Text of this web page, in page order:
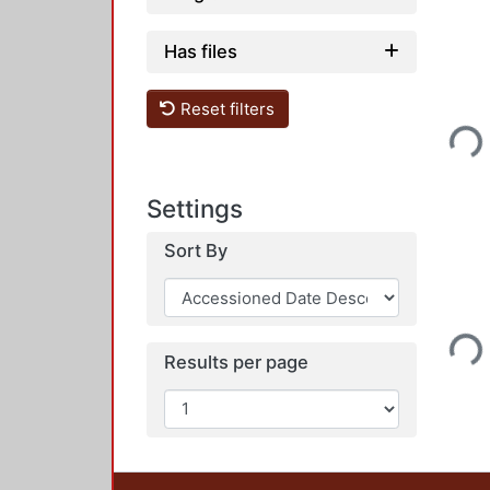
Has files
Reset filters
Settings
Sort By
Results per page
Loading...
Loading...